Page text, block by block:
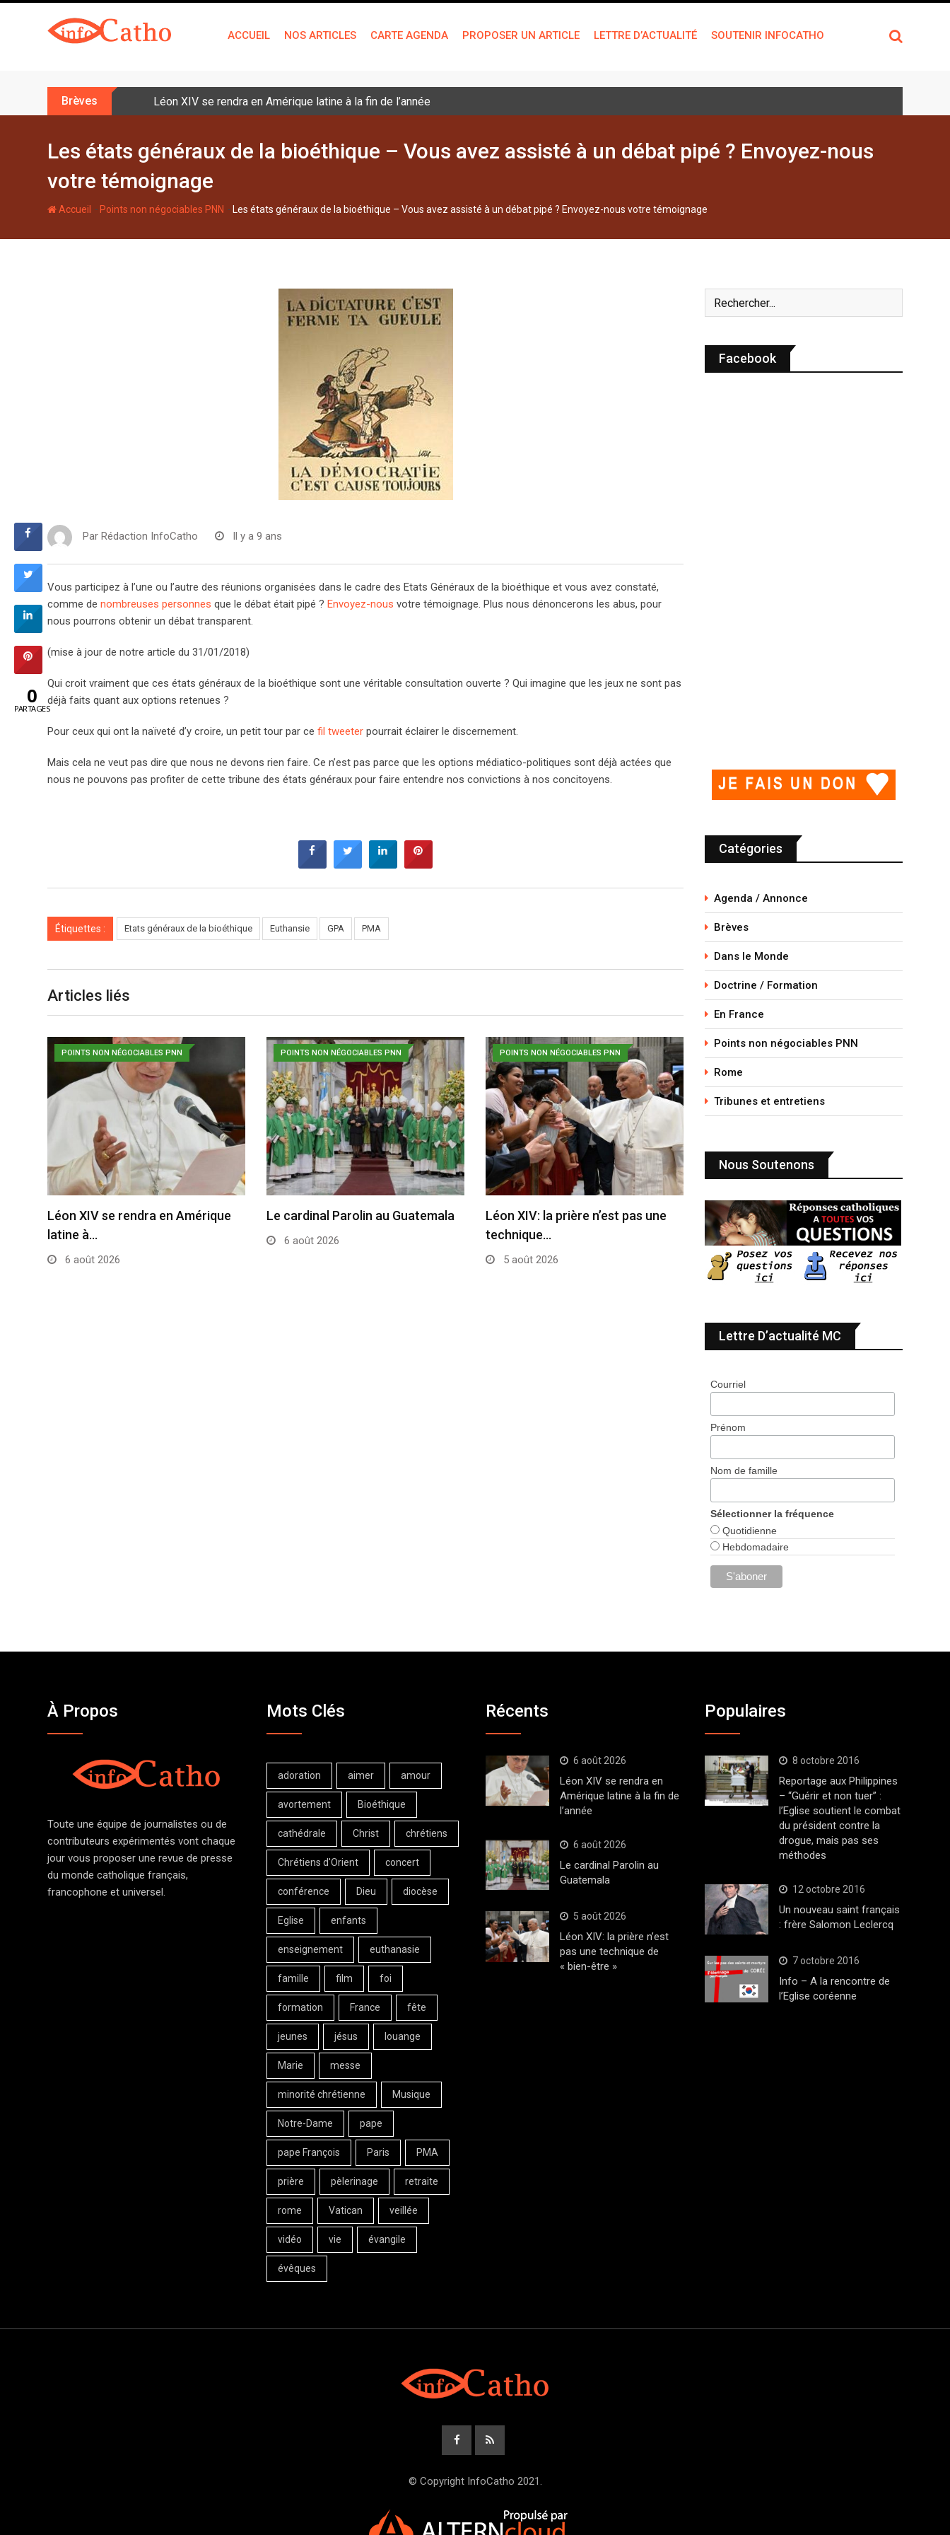
ACCUEIL NOS ARTICLES CARTE AGENDA PROPOSER UN ARTICLE LETTRE D’ACTUALITÉ SOUTENIR INFOCATHO
Brèves Léon XIV se rendra en Amérique latine à la fin de l’année
Les états généraux de la bioéthique – Vous avez assisté à un débat pipé ? Envoyez-nous
votre témoignage
Accueil - Points non négociables PNN - Les états généraux de la bioéthique – Vous avez assisté à un débat pipé ? Envoyez-nous votre témoignage
Par Rédaction InfoCatho Il y a 9 ans
Vous participez à l’une ou l’autre des réunions organisées dans le cadre des Etats Généraux de la bioéthique et vous avez constaté,
comme de nombreuses personnes que le débat était pipé ? Envoyez-nous votre témoignage. Plus nous dénoncerons les abus, pour
nous pourrons obtenir un débat transparent.
(mise à jour de notre article du 31/01/2018)
Qui croit vraiment que ces états généraux de la bioéthique sont une véritable consultation ouverte ? Qui imagine que les jeux ne sont pas
déjà faits quant aux options retenues ?
Pour ceux qui ont la naïveté d’y croire, un petit tour par ce fil tweeter pourrait éclairer le discernement.
Mais cela ne veut pas dire que nous ne devons rien faire. Ce n’est pas parce que les options médiatico-politiques sont déjà actées que
nous ne pouvons pas profiter de cette tribune des états généraux pour faire entendre nos convictions à nos concitoyens.
Étiquettes : Etats généraux de la bioéthique Euthansie GPA PMA
Articles liés
POINTS NON NÉGOCIABLES PNN
Léon XIV se rendra en Amérique
latine à…
6 août 2026
POINTS NON NÉGOCIABLES PNN
Le cardinal Parolin au Guatemala
6 août 2026
POINTS NON NÉGOCIABLES PNN
Léon XIV: la prière n’est pas une
technique…
5 août 2026
Facebook
Catégories
Agenda / Annonce
Brèves
Dans le Monde
Doctrine / Formation
En France
Points non négociables PNN
Rome
Tribunes et entretiens
Nous Soutenons
Lettre D’actualité MC
Courriel
Prénom
Nom de famille
Sélectionner la fréquence
Quotidienne
Hebdomadaire
À Propos
Toute une équipe de journalistes ou de
contributeurs expérimentés vont chaque
jour vous proposer une revue de presse
du monde catholique français,
francophone et universel.
Mots Clés
adoration aimer amour
avortement Bioéthique
cathédrale Christ chrétiens
Chrétiens d'Orient concert
conférence Dieu diocèse
Eglise enfants
enseignement euthanasie
famille film foi
formation France fête
jeunes jésus louange
Marie messe
minorité chrétienne Musique
Notre-Dame pape
pape François Paris PMA
prière pèlerinage retraite
rome Vatican veillée
vidéo vie évangile
évêques
Récents
6 août 2026
Léon XIV se rendra en
Amérique latine à la fin de
l’année
6 août 2026
Le cardinal Parolin au
Guatemala
5 août 2026
Léon XIV: la prière n’est
pas une technique de
« bien-être »
Populaires
8 octobre 2016
Reportage aux Philippines
– “Guérir et non tuer” :
l’Eglise soutient le combat
du président contre la
drogue, mais pas ses
méthodes
12 octobre 2016
Un nouveau saint français
: frère Salomon Leclercq
7 octobre 2016
Info – A la rencontre de
l’Eglise coréenne
© Copyright InfoCatho 2021.
0
PARTAGES